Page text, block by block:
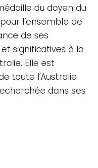
du doyen du
l’ensemble de
de ses
significatives à la
Elle est
toute l’Australie
dans ses